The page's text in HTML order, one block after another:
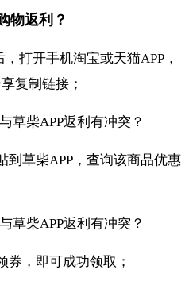
物返利？
打开手机淘宝或天猫APP，
复制链接；
到草柴APP，查询该商品优惠
券，即可成功领取；